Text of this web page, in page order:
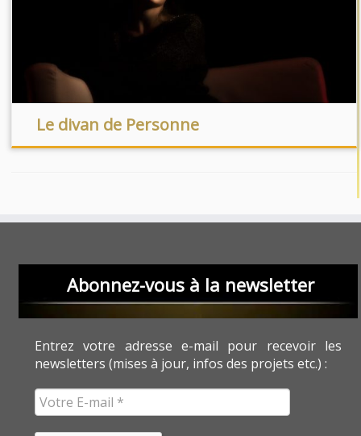
Le divan de Personne
Abonnez-vous à la newsletter
Entrez votre adresse e-mail pour recevoir les
newsletters (mises à jour, infos des projets etc.) :